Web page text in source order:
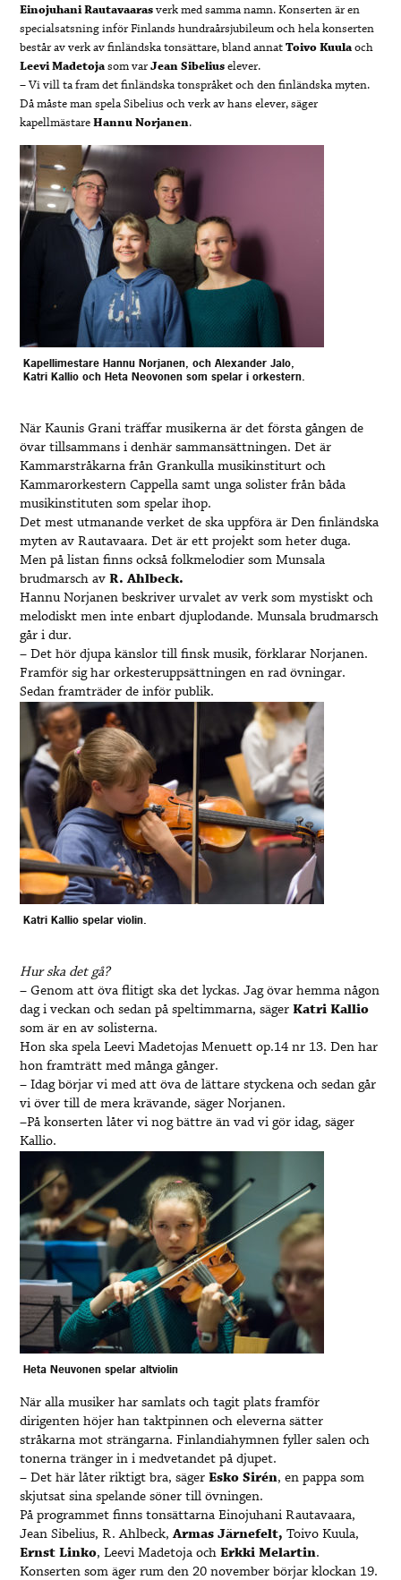
EinojuhaniRautavaarasverk med samma namn. Konserten är en
specialsatsning inför Finlands hundraårsjubileum och hela konserten
består av verk av finländska tonsättare, bland annatToivoKuulaoch
Leevi Madetojasom varJean Sibeliuselever.
– Vi vill ta fram det finländska tonspråket och den finländska myten.
Då måste man spela Sibelius och verk av hans elever, säger
kapellmästareHannu Norjanen.
Kapellimestare Hannu Norjanen, och Alexander Jalo,
Katri Kallio och Heta Neovonen som spelar i orkestern.
När Kaunis Grani träffar musikerna är det första gången de
övar tillsammans i denhär sammansättningen. Det är
Kammarstråkarna från Grankulla musikinstiturt och
Kammarorkestern Cappella samt unga solister från båda
musikinstituten som spelar ihop.
Det mest utmanande verket de ska uppföra är Den finländska
myten av Rautavaara. Det är ett projekt som heter duga.
Men på listan finns också folkmelodier som Munsala
brudmarsch avR. Ahlbeck.
Hannu Norjanen beskriver urvalet av verk som mystiskt och
melodiskt men inte enbart djuplodande. Munsala brudmarsch
går i dur.
– Det hör djupa känslor till finsk musik, förklarar Norjanen.
Framför sig har orkesteruppsättningen en rad övningar.
Sedan framträder de inför publik.
Katri Kallio spelar violin.
Hur ska det gå?
– Genom att öva flitigt ska det lyckas. Jag övar hemma någon
dag i veckan och sedan på speltimmarna, sägerKatriKallio
som är en av solisterna.
Hon ska spela Leevi Madetojas Menuett op.14 nr 13. Den har
hon framträtt med många gånger.
– Idag börjar vi med att öva de lättare styckena och sedan går
vi över till de mera krävande, säger Norjanen.
–På konserten låter vi nog bättre än vad vi gör idag, säger
Kallio.
Heta Neuvonen spelar altviolin
När alla musiker har samlats och tagit plats framför
dirigenten höjer han taktpinnen och eleverna sätter
stråkarna mot strängarna. Finlandiahymnen fyller salen och
tonerna tränger in i medvetandet på djupet.
– Det här låter riktigt bra, sägerEsko Sirén, en pappa som
skjutsat sina spelande söner till övningen.
På programmet finns tonsättarna Einojuhani Rautavaara,
Jean Sibelius, R. Ahlbeck,Armas Järnefelt, Toivo Kuula,
Ernst Linko, Leevi Madetoja ochErkki Melartin.
Konserten som äger rum den 20 november börjar klockan 19.